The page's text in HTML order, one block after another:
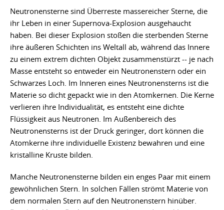
Neutronensterne sind Überreste massereicher Sterne, die
ihr Leben in einer Supernova-Explosion ausgehaucht
haben. Bei dieser Explosion stoßen die sterbenden Sterne
ihre äußeren Schichten ins Weltall ab, während das Innere
zu einem extrem dichten Objekt zusammenstürzt -- je nach
Masse entsteht so entweder ein Neutronenstern oder ein
Schwarzes Loch. Im Inneren eines Neutronensterns ist die
Materie so dicht gepackt wie in den Atomkernen. Die Kerne
verlieren ihre Individualität, es entsteht eine dichte
Flüssigkeit aus Neutronen. Im Außenbereich des
Neutronensterns ist der Druck geringer, dort können die
Atomkerne ihre individuelle Existenz bewahren und eine
kristalline Kruste bilden.
Manche Neutronensterne bilden ein enges Paar mit einem
gewöhnlichen Stern. In solchen Fällen strömt Materie von
dem normalen Stern auf den Neutronenstern hinüber.